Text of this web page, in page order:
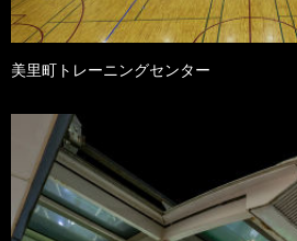
美里町トレーニングセンター